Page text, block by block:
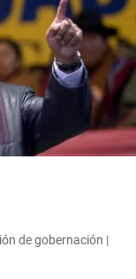
de gobernación |